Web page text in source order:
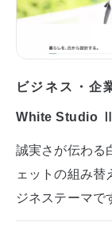
ビジネス・企
White Studio Ⅱ
誠実さが伝わる
ェットの組み替
ジネステーマで